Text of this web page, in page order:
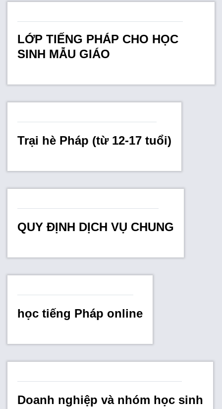
LỚP TIẾNG PHÁP CHO HỌC
SINH MẪU GIÁO
Trại hè Pháp (từ 12-17 tuổi)
QUY ĐỊNH DỊCH VỤ CHUNG
học tiếng Pháp online
Doanh nghiệp và nhóm học sinh